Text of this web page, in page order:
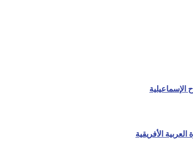
الإسماعيلية
الأفريقية